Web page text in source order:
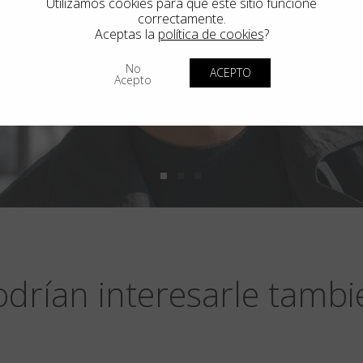
interesarle
correctamente.
Aceptas la política de cookies?
No
Acepto ACEPTO